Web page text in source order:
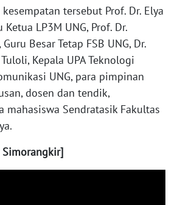
tersebut Prof. Dr. Elya
LP3M UNG, Prof. Dr.
Besar Tetap FSB UNG, Dr.
Kepala UPA Teknologi
UNG, para pimpinan
dosen dan tendik,
mahasiswa Sendratasik Fakultas
Simorangkir]